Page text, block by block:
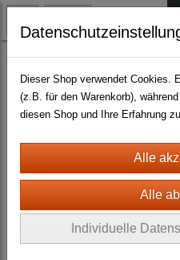
Science Fiction Ren Dhark :
Dieser Shop verwendet Cookies.
(z.B. für den Warenkorb),
diesen Shop und Ihre Erfahrung
Individuelle